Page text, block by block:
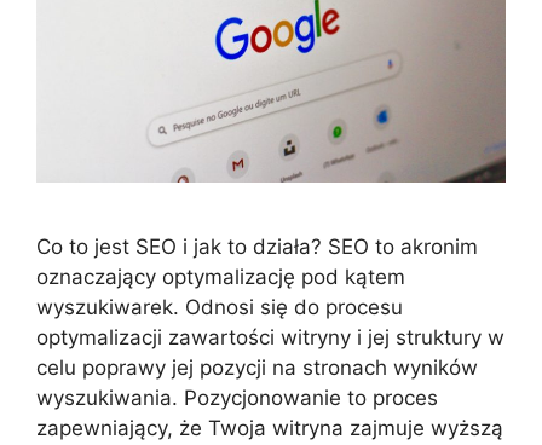
Co to jest SEO i jak to działa? SEO to akronim
oznaczający optymalizację pod kątem
wyszukiwarek. Odnosi się do procesu
optymalizacji zawartości witryny i jej struktury w
celu poprawy jej pozycji na stronach wyników
wyszukiwania. Pozycjonowanie to proces
zapewniający, że Twoja witryna zajmuje wyższą